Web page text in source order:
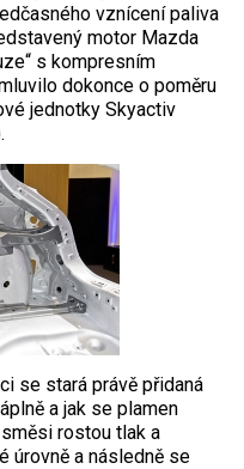
vznícení paliva
motor Mazda
s kompresním
dokonce o poměru
jednotky Skyactiv
se stará právě přidaná
a jak se plamen
rostou tlak a
úrovně a následně se